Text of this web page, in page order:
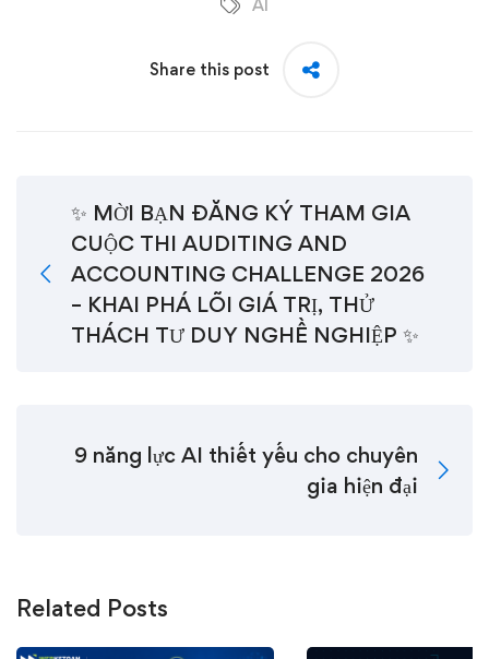
AI
Share this post
✨ MỜI BẠN ĐĂNG KÝ THAM GIA
CUỘC THI AUDITING AND
ACCOUNTING CHALLENGE 2026
– KHAI PHÁ LÕI GIÁ TRỊ, THỬ
THÁCH TƯ DUY NGHỀ NGHIỆP ✨
9 năng lực AI thiết yếu cho chuyên
gia hiện đại
Related Posts